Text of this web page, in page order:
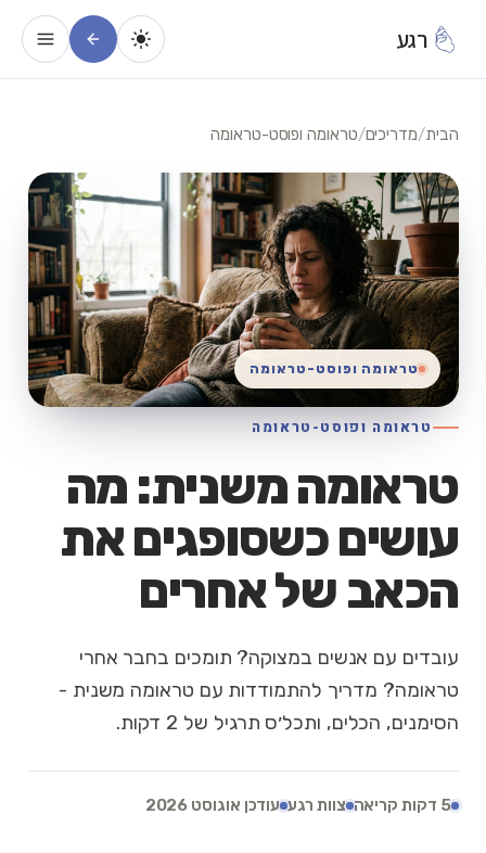
רגע
הבית/מדריכים/טראומה ופוסט-טראומה
טראומה ופוסט-טראומה
טראומה משנית: מה
עושים כשסופגים את
הכאב של אחרים
עובדים עם אנשים במצוקה? תומכים בחבר אחרי
טראומה? מדריך להתמודדות עם טראומה משנית -
הסימנים, הכלים, ותכל׳ס תרגיל של 2 דקות.
5 דקות קריאה צוות רגע עודכן אוגוסט 2026
טראומה ופוסט-טראומה